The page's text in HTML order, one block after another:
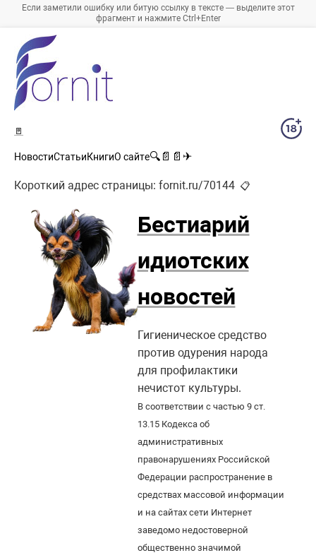
Если заметили ошибку или битую ссылку в тексте — выделите этот
фрагмент и нажмите Ctrl+Enter
🚪
НовостиСтатьиКнигиО сайте🔍 📄 📄 ✈
Короткий адрес страницы: fornit.ru/70144 📋
Бестиарий
идиотских
новостей
Гигиеническое средство
против одурения народа
для профилактики
нечистот культуры.
В соответствии с частью 9 ст.
13.15 Кодекса об
административных
правонарушениях Российской
Федерации распространение в
средствах массовой информации
и на сайтах сети Интернет
заведомо недостоверной
общественно значимой